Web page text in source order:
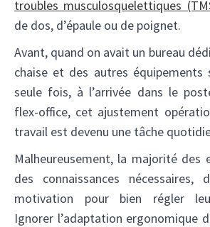
troubles musculosquelettiques
de dos, d’épaule ou de poignet.
Avant, quand on avait un bureau
chaise et des autres équipements
seule fois, à l’arrivée dans le
flex-office, cet ajustement
travail est devenu une tâche
Malheureusement, la majorité des
des connaissances
motivation pour bien régler
Ignorer l’adaptation ergonomique